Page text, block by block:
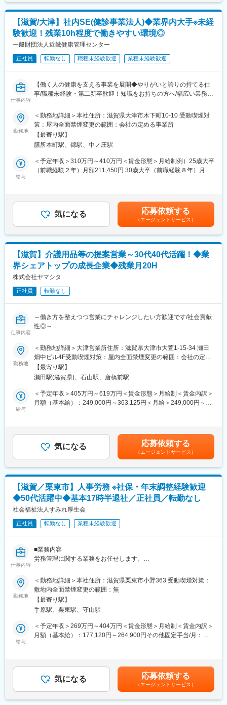
導入研修が80時間あり、手厚いフォロー体制があります。
CRC社内認定制度を採用し、継続研修を充実させることで常に新
しい知識を身につけ、スキルアップできる環境を用意していま
す。
■キャリアステップ：
CRCとして幅広い経験を積むことや、スペシャリストとして特定
の疾患領域の専門的な経験を積んでいくことも可能です。
また、グループの垣根を超えCRCからSMAやCRAへのキャリアチ
ェンジ、事業の枠をこえ新たなキャリアにチャレンジされている
変更の範囲：会社の定める業務
40代半ばです。
■魅力ポイント：
◎未経験者も安心：ベテランスタッフが多数在籍しているため、
教育体制が整っており未経験でも安心して取り組めます。また、
資格取得制度もあるためスキルアップもできます。
◎キャリアアップ：ユニットリーダーや副主任などの役職も目指
して頂けます。個人によりますが介護ご経験者であれば1年以内、
未経験者も2～3年以内で役職を目指すことができます。
◎定年は66歳ですが、その後も再雇用制度や雇用延長でやる気・
円／回 賃金はあくまでも目安の金額であり、選考を通じて上下
する可能性があります。月給(月額)は固定手当を含めた表記です。
【滋賀/大津】社内SE(健診事業法人)◆業界内大手※未経
験歓迎！残業10h程度で働きやすい環境◎
一般財団法人近畿健康管理センター
正社員 転勤なし 職種未経験歓迎 業種未経験歓迎
仕事内容
【働く人の健康を支える事業を展開◆やりがいと誇りの持てる仕
事/職種未経験・第二新卒歓迎！知識をお持ちの方へ/幅広い業務に
■職務概要：
定期健康診断や人間ドック、生活習慣病予防健診などを通じて、
健康づくりに貢献する当法人で、社内SEとしての業務をご担当い
ただきます。
■職務内容：
問い合わせ対応（ユーザー⇒ベンダー）、マスタメンテナンス、
データ保存、分析用データの抽出
（2）帳票、データ出力開発（パッケージの帳票作成ツールと
単体テスト・結合テスト、Webシステムの保守管理、医療画像シ
ステムの保守管理、医療機器との連携
（4）インフラの保守：
クラウドサーバ構築・監視、ネットワーク管理・監視、社内PC等
の保守管理、AD管理（ユーザー管理、権限管理等）
（5）ベンダーの選定、ベンダーマネジメント：
法人内でのヘルプデスク業務、業務改善の提案
■やりがい・魅力：
◎基本的には企画から要件定義、基本設計などから開発、テス
◎社内スタッフとコミュニケーションを取りながら、仕様設計を
行い、業務改善を実現するため、やりがいのある仕事です。
◎ITに関連するプロジェクトには、指名制ではありますが年次に
関係なく参画することが出来ます。
■入社後の流れ：
OJTを行い、より実践的なノウハウを身につけて頂きます。熟練
男性12名・女性2名（50代1名、40代6名、30代5名、20代2名）
で構成されています。円滑なコミュニケーションをとりながら業
務を進めています。
■就業環境：
・ワークライフバランスに力を入れており、残業時間は月10～20
時間程度、年休消化率は平均80％程度です。育児休暇は女性はも
ちろん男性の取得実績もございます。
・また2019年度より健康経営にも力を入れており、社内に推進事
変更の範囲：会社の定める業務
勤務地
＜勤務地詳細＞本社住所：滋賀県大津市木下町10-10 受動喫煙対
策：屋内全面禁煙変更の範囲：会社の定める事業所
【最寄り駅】
膳所本町駅、錦駅、中ノ庄駅
給与
＜予定年収＞310万円～410万円＜賃金形態＞月給制例）25歳大卒
（前職経験２年）月額211,450円 30歳大卒（前職経験８年）月額
額を含んでいますが変動します。■賞与：年3回（3月、7月、12
月）※勤続1年後／過去実績4ヶ月分■昇給：年1回（4月）■その他
社内規程に基づき業務能力による基本給（職種給）UP有賃金はあ
くまでも目安の金額であり、選考を通じて上下する可能性があり
ます。月給(月額)は固定手当を含めた表記です。
気になる 応募依頼する
（エージェントサービス）
【滋賀】介護用品等の提案営業～30代40代活躍！◆業
界シェアトップの成長企業◆残業月20H
株式会社ヤマシタ
正社員 転勤なし
仕事内容
～働き方を整えつつ営業にチャレンジしたい方歓迎です/社会貢献
性◎～
介護用品等の提供を行うケアマネージャーに対する提案をお任せ
します。
ケアマネジャーや実際に介護用品を使用する個人のお客様との信
頼関係を構築していただき、顧客も気づいていないニーズを発掘
していただきます。
生成AIを活用した営業活動で業務を効率化。更には、ケア→予防
にシフトした提案などの競合にはない取り組みを実施していま
月次での訪問計画を策定して1日3件の商談を実施。
具体的には…
・利用者様宅へ訪問し利用状況の確認、ケアマネへ状況や変更点
ーズのヒアリング
・商品勉強会等で接点を確保した新規顧客の開拓
■就業環境：
営業組織は平均残業時間が20時間となっています。また休日は携
帯やPCの使用はできず、チームで対応できる体制を組んでいるた
めメリハリをつけながら働くことができる環境です。
■フォロー体制
他業界からの転職者が7割のため研修制度が充実しています。
■評価制度
各グレードごとにスキル項目を設定し売上目標の達成率だけでは
機会が年4回あるため、頑張りや実績で早期にマネジメントへも挑
戦できる環境となっています。
■キャリアパス
未経験から2年でリーダー、9年で複数営業所を統括するブロック
のチャレンジも可能です。
■魅力点：
・成果とプロセスが評価される明確な評価制度あり！最大年４回
の昇進・昇格制度により、スピード感をもったキャリア形成も可
能
勤務地
＜勤務地詳細＞大津営業所住所：滋賀県大津市大萱1-15-34 瀬田
畑中ビル4F受動喫煙対策：屋内全面禁煙変更の範囲：会社の定め
る事業所
【最寄り駅】
瀬田駅(滋賀県)、石山駅、唐橋前駅
給与
＜予定年収＞405万円～619万円＜賃金形態＞月給制＜賃金内訳＞
月額（基本給）：249,000円～363,125円＜月給＞249,000円～
収・営業リーダー：入社3年目625万（月給36万＋賞与＋諸手
当）・所長：入社5年目760万（月給44万＋賞与＋諸手当）賃金は
あくまでも目安の金額であり、選考を通じて上下する可能性があ
ります。月給(月額)は固定手当を含めた表記です。
気になる 応募依頼する
（エージェントサービス）
【滋賀／栗東市】人事労務 ※社保・年末調整経験歓迎
◆50代活躍中◆基本17時半退社／正社員／転勤なし
社会福祉法人すみれ厚生会
正社員 転勤なし 業種未経験歓迎
仕事内容
■業務内容
労務管理に関する業務をお任せします。
ポジションとして、組織全体に貢献いただける役割です。
■職務詳細
・給与計算、社会保険手続き、年末調整対応等
・共済会の手続き（退職金、出産、お子様の進学給付金の手続
き）
・職員との連絡調整
■サポート体制
ご入社後は、既存の業務フローに慣れていただきながら、先輩社
勤務地
＜勤務地詳細＞本社住所：滋賀県栗東市小野363 受動喫煙対策：
敷地内全面禁煙変更の範囲：無
【最寄り駅】
手原駅、栗東駅、守山駅
給与
＜予定年収＞269万円～404万円＜賃金形態＞月給制＜賃金内訳＞
月額（基本給）：177,120円～264,900円その他固定手当/月：
10,000円・調整手当：0～50,000円・処遇改善：0～20,000円賃金
はあくまでも目安の金額であり、選考を通じて上下する可能性が
あります。月給(月額)は固定手当を含めた表記です。
気になる 応募依頼する
（エージェントサービス）